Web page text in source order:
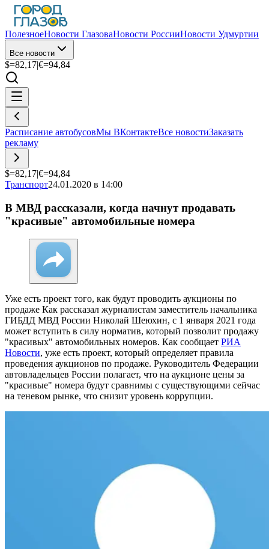
ПолезноеНовости ГлазоваНовости РоссииНовости Удмуртии
Все новости
$=82,17|€=94,84
Расписание автобусовМы ВКонтактеВсе новостиЗаказать
рекламу
$=82,17|€=94,84
Транспорт24.01.2020 в 14:00
В МВД рассказали, когда начнут продавать
"красивые" автомобильные номера
Уже есть проект того, как будут проводить аукционы по
продаже Как рассказал журналистам заместитель начальника
ГИБДД МВД России Николай Шеюхин, с 1 января 2021 года
может вступить в силу норматив, который позволит продажу
"красивых" автомобильных номеров. Как сообщает РИА
Новости, уже есть проект, который определяет правила
проведения аукционов по продаже. Руководитель Федерации
автовладельцев России полагает, что на аукционе цены за
"красивые" номера будут сравнимы с существующими сейчас
на теневом рынке, что снизит уровень коррупции.